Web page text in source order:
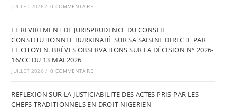
JUILLET 2026 / 0 COMMENTAIRE
LE REVIREMENT DE JURISPRUDENCE DU CONSEIL
CONSTITUTIONNEL BURKINABÈ SUR SA SAISINE DIRECTE PAR
LE CITOYEN. BRÈVES OBSERVATIONS SUR LA DÉCISION N° 2026-
16/CC DU 13 MAI 2026
JUILLET 2026 / 0 COMMENTAIRE
REFLEXION SUR LA JUSTICIABILITE DES ACTES PRIS PAR LES
CHEFS TRADITIONNELS EN DROIT NIGERIEN